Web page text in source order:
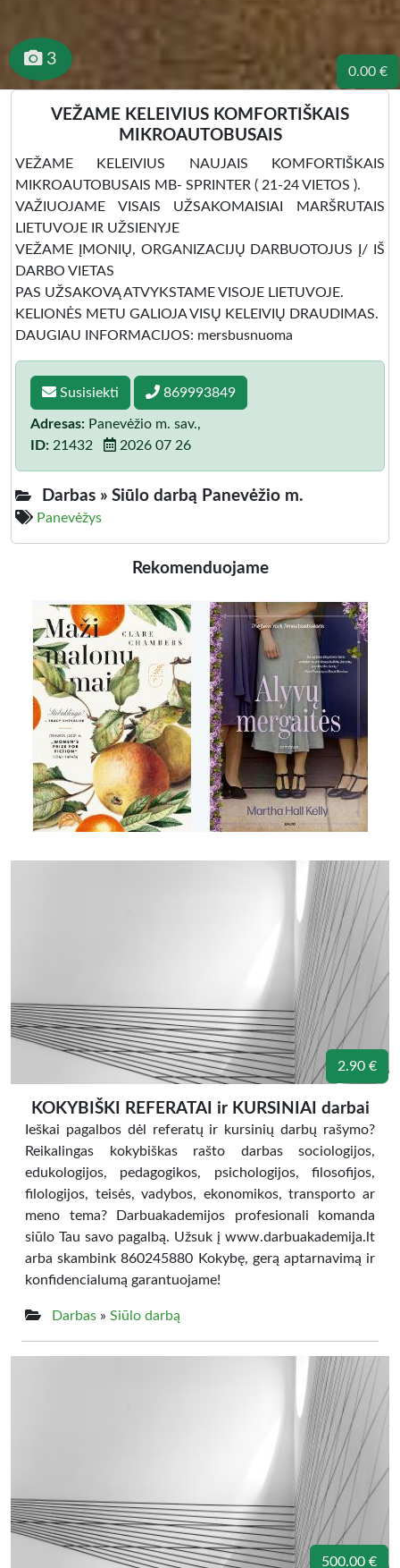
0.00 €
3
VEŽAME KELEIVIUS KOMFORTIŠKAIS
MIKROAUTOBUSAIS
VEŽAME KELEIVIUS NAUJAIS KOMFORTIŠKAIS
MIKROAUTOBUSAIS MB- SPRINTER ( 21-24 VIETOS ).
VAŽIUOJAME VISAIS UŽSAKOMAISIAI MARŠRUTAIS
LIETUVOJE IR UŽSIENYJE
VEŽAME ĮMONIŲ, ORGANIZACIJŲ DARBUOTOJUS Į/ IŠ
DARBO VIETAS
PAS UŽSAKOVĄ ATVYKSTAME VISOJE LIETUVOJE.
KELIONĖS METU GALIOJA VISŲ KELEIVIŲ DRAUDIMAS.
DAUGIAU INFORMACIJOS: mersbusnuoma
Susisiekti 869993849
Adresas: Panevėžio m. sav.,
ID: 21432 2026 07 26
Darbas » Siūlo darbą Panevėžio m.
Panevėžys
Rekomenduojame
2.90 €
KOKYBIŠKI REFERATAI ir KURSINIAI darbai
Ieškai pagalbos dėl referatų ir kursinių darbų rašymo?
Reikalingas kokybiškas rašto darbas sociologijos,
edukologijos, pedagogikos, psichologijos, filosofijos,
filologijos, teisės, vadybos, ekonomikos, transporto ar
meno tema? Darbuakademijos profesionali komanda
siūlo Tau savo pagalbą. Užsuk į www.darbuakademija.lt
arba skambink 860245880 Kokybę, gerą aptarnavimą ir
konfidencialumą garantuojame!
Darbas » Siūlo darbą
500.00 €